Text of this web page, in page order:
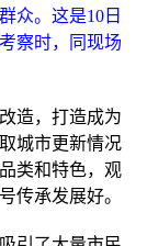
众。这是10日
察时，同现场
造，打造成为
城市更新情况
类和特色，观
传承发展好。